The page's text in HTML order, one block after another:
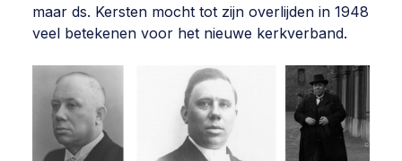
maar ds. Kersten mocht tot zijn overlijden in 1948
veel betekenen voor het nieuwe kerkverband.